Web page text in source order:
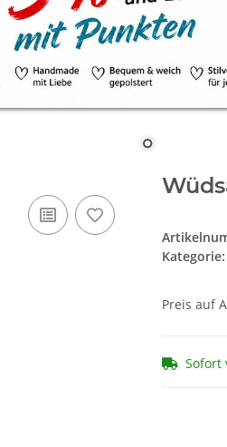
Kategorie:
Preis auf
Sofort